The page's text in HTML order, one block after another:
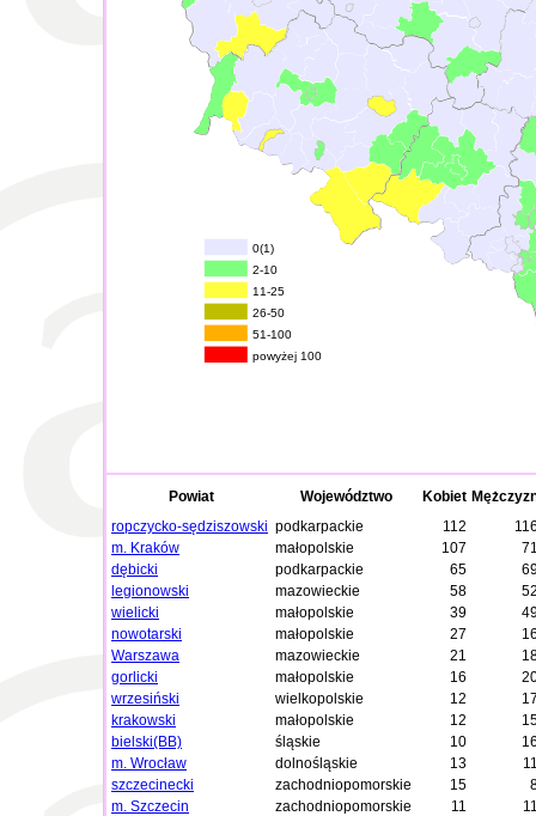
0(1)
2-10
11-25
26-50
51-100
powyżej 100
Powiat Województwo Kobiet
ropczycko-sędziszowski podkarpackie 112
m. Kraków
małopolskie 107
dębicki
podkarpackie 65
legionowski
mazowieckie 58
wielicki
małopolskie 39
nowotarski
małopolskie 27
Warszawa
mazowieckie 21
gorlicki
małopolskie 16
wrzesiński
wielkopolskie 12
krakowski
małopolskie 12
bielski(BB)
śląskie 10
m. Wrocław
dolnośląskie 13
szczecinecki
zachodniopomorskie 15
m. Szczecin
zachodniopomorskie 11